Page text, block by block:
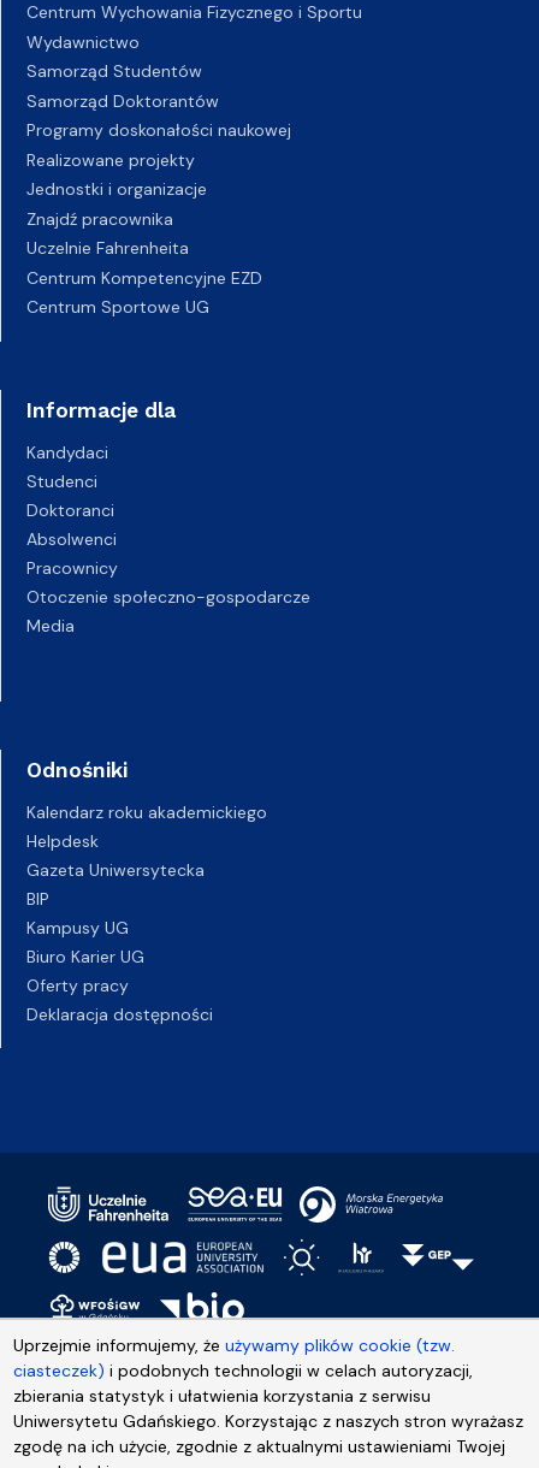
Uprzejmie informujemy, żeużywamy plików cookie (tzw.
ciasteczek) i podobnych technologii w celach autoryzacji,
zbierania statystyk i ułatwienia korzystania z serwisu
Uniwersytetu Gdańskiego. Korzystając z naszych stron wyrażasz
zgodę na ich użycie, zgodnie z aktualnymi ustawieniami Twojej
Centrum Wychowania Fizycznego i Sportu
Wydawnictwo
Samorząd Studentów
Samorząd Doktorantów
Programy doskonałości naukowej
Realizowane projekty
Jednostki i organizacje
Znajdź pracownika
Uczelnie Fahrenheita
Centrum Kompetencyjne EZD
Centrum Sportowe UG
Informacje dla
Kandydaci
Studenci
Doktoranci
Absolwenci
Pracownicy
Otoczenie społeczno-gospodarcze
Media
Odnośniki
Kalendarz roku akademickiego
Helpdesk
Gazeta Uniwersytecka
BIP
Kampusy UG
Biuro Karier UG
Oferty pracy
Deklaracja dostępności